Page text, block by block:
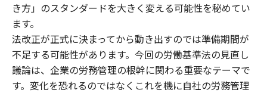
き方」のスタンダードを大きく変える可能性を秘めてい
ます。
法改正が正式に決まってから動き出すのでは準備期間が
不足する可能性があります。今回の労働基準法の見直し
議論は、企業の労務管理の根幹に関わる重要なテーマで
す。変化を恐れるのではなくこれを機に自社の労務管理